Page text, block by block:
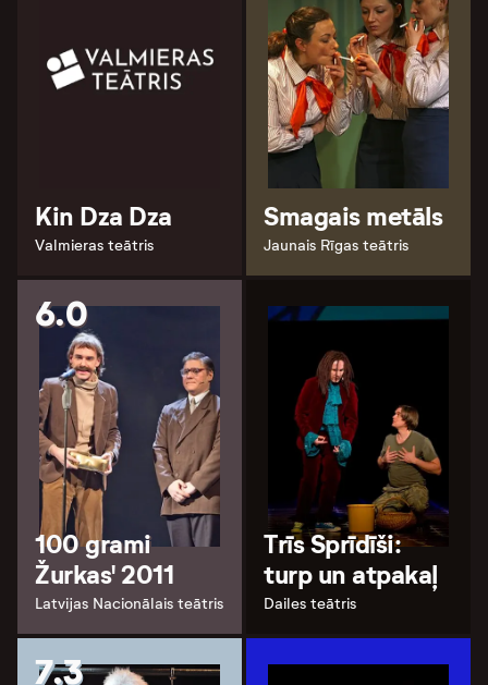
Kin Dza Dza
Valmieras teātris
Smagais metāls
Jaunais Rīgas teātris
6.0
100 grami
Žurkas' 2011
Latvijas Nacionālais teātris
Trīs Sprīdīši:
turp un atpakaļ
Dailes teātris
7.3